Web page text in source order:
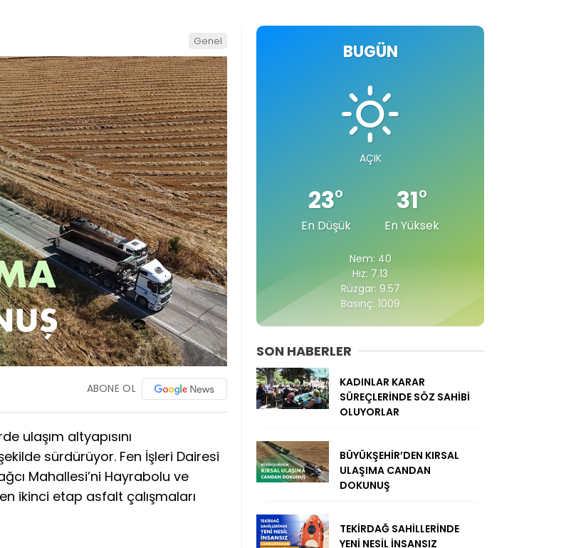
Genel
ABONE OL
ulaşım altyapısını
sürdürüyor. Fen İşleri Dairesi
Mahallesi’ni Hayrabolu ve
ikinci etap asfalt çalışmaları
BUGÜN
AÇIK
23°
En Düşük
31°
En Yüksek
Nem: 40
Hız: 7.13
Rüzgar: 9.57
Basınç: 1009
SON HABERLER
KADINLAR KARAR
SÜREÇLERİNDE SÖZ SAHİBİ
OLUYORLAR
BÜYÜKŞEHİR’DEN KIRSAL
ULAŞIMA CANDAN
DOKUNUŞ
TEKİRDAĞ SAHİLLERİNDE
YENİ NESİL İNSANSIZ